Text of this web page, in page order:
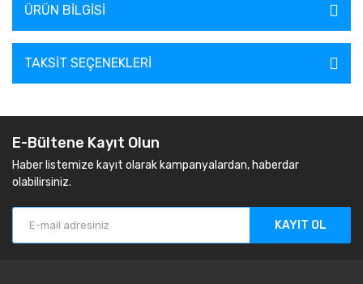
ÜRÜN BILGISI
TAKSIT SEÇENEKLERI
E-Bültene Kayıt Olun
Haber listemize kayıt olarak kampanyalardan, haberdar
olabilirsiniz.
KAYIT OL